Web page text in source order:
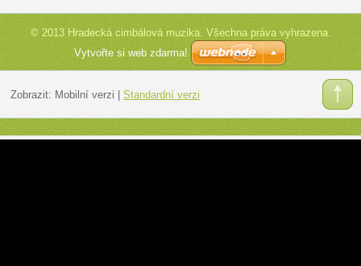
© 2013 Hradecká cimbálová muzika. Všechna práva vyhrazena.
Vytvořte si web zdarma!
Zobrazit: Mobilní verzi Standardní verzi